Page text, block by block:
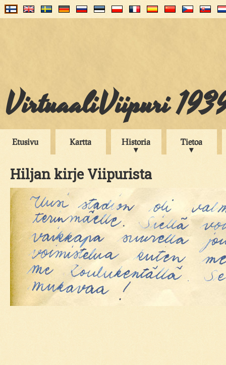
VirtuaaliViipuri
Etusivu Kartta Historia Tietoa
Hiljan kirje Viipurista